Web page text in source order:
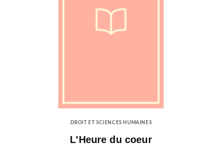
DROIT ET SCIENCES HUMAINES
L'Heure du coeur